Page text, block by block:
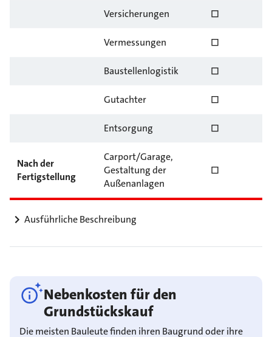
Versicherungen ☐
Vermessungen ☐
Baustellenlogistik ☐
Gutachter ☐
Entsorgung ☐
Nach der
Fertigstellung
Carport/Garage,
Gestaltung der
Außenanlagen
☐
Ausführliche Beschreibung
Nebenkosten für den
Grundstückskauf
Die meisten Bauleute finden ihren Baugrund oder ihre